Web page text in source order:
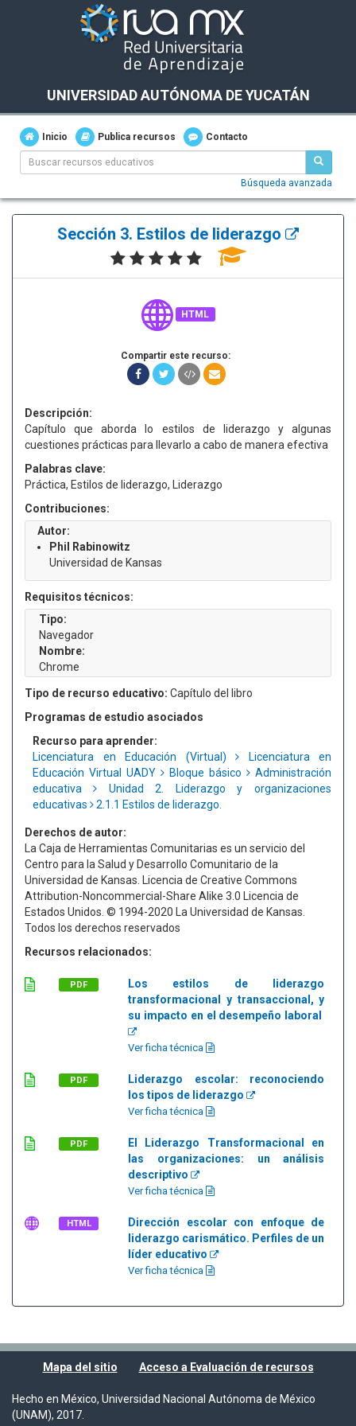
UNIVERSIDAD AUTÓNOMA DE YUCATÁN
Inicio Publica recursos Contacto
Búsqueda avanzada
Sección 3. Estilos de liderazgo
HTML
Compartir este recurso:
Descripción:
Capítulo que aborda lo estilos de liderazgo y algunas
cuestiones prácticas para llevarlo a cabo de manera efectiva
Palabras clave:
Práctica, Estilos de liderazgo, Liderazgo
Contribuciones:
Autor:
Phil Rabinowitz
Universidad de Kansas
Requisitos técnicos:
Tipo:
Navegador
Nombre:
Chrome
Tipo de recurso educativo: Capítulo del libro
Programas de estudio asociados
Recurso para aprender:
Licenciatura en Educación (Virtual)
Licenciatura en
Educación Virtual UADY
Bloque básico
Administración
educativa
Unidad 2. Liderazgo y organizaciones
educativas
2.1.1 Estilos de liderazgo.
Derechos de autor:
La Caja de Herramientas Comunitarias es un servicio del
Centro para la Salud y Desarrollo Comunitario de la
Universidad de Kansas. Licencia de Creative Commons
Attribution-Noncommercial-Share Alike 3.0 Licencia de
Estados Unidos. © 1994-2020 La Universidad de Kansas.
Todos los derechos reservados
Recursos relacionados:
PDF
Los estilos de liderazgo
transformacional y transaccional, y
su impacto en el desempeño laboral
Ver ficha técnica
PDF
Liderazgo escolar: reconociendo
los tipos de liderazgo
Ver ficha técnica
PDF
El Liderazgo Transformacional en
las organizaciones: un análisis
descriptivo
Ver ficha técnica
HTML
Dirección escolar con enfoque de
liderazgo carismático. Perfiles de un
líder educativo
Ver ficha técnica
Mapa del sitio Acceso a Evaluación de recursos
Hecho en México, Universidad Nacional Autónoma de México
(UNAM), 2017.